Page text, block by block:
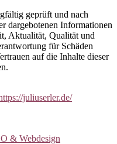
geprüft und nach
dargebotenen Informationen
Aktualität, Qualität und
für Schäden
auf die Inhalte dieser
juliuserler.de/
& Webdesign